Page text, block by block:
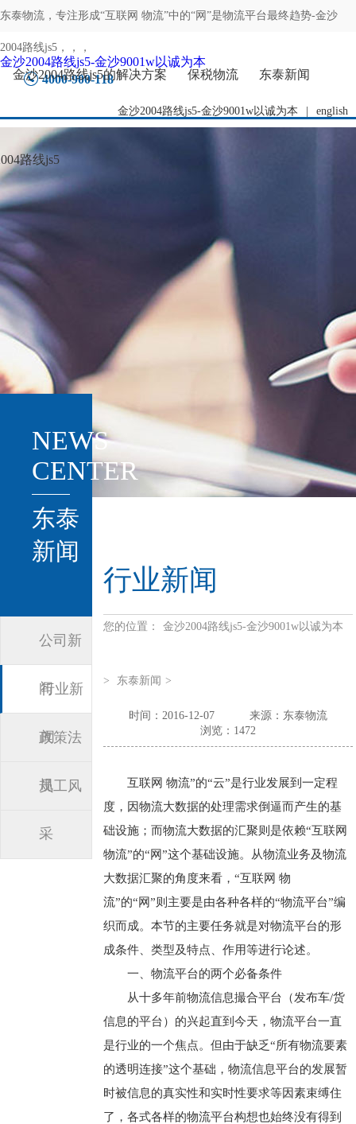
东泰物流，专注形成“互联网 物流”中的“网”是物流平台最终趋势-金沙
2004路线js5 ，，，
4000-900-118
金沙2004路线js5-金沙9001w以诚为本 english
金沙2004路线js5-金沙9001w以诚为本
金沙2004路线js5的解决方案
保税物流 东泰新闻
路线js5
NEWS
CENTER
东泰
新闻
公司新
闻
行业新
闻
政策法
规
员工风
采
行业新闻
您的位置： 金沙2004路线js5-金沙9001w以诚为本
> 东泰新闻 >
时间：2016-12-07
来源：东泰物流
浏览：1472
互联网 物流”的“云”是行业发展到一定程
度，因物流大数据的处理需求倒逼而产生的基
础设施；而物流大数据的汇聚则是依赖“互联网
物流”的“网”这个基础设施。从物流业务及物流
大数据汇聚的角度来看，“互联网 物
流”的“网”则主要是由各种各样的“物流平台”编
织而成。本节的主要任务就是对物流平台的形
成条件、类型及特点、作用等进行论述。
一、物流平台的两个必备条件
从十多年前物流信息撮合平台（发布车/货
信息的平台）的兴起直到今天，物流平台一直
是行业的一个焦点。但由于缺乏“所有物流要素
的透明连接”这个基础，物流信息平台的发展暂
时被信息的真实性和实时性要求等因素束缚住
了，各式各样的物流平台构想也始终没有得到